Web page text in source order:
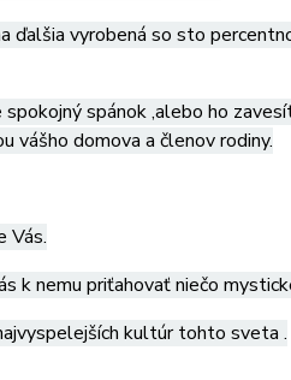
ďalšia vyrobená so sto
spánok ,alebo ho
vášho domova a členov rodiny.
Vás.
k nemu priťahovať niečo
kultúr tohto sveta .